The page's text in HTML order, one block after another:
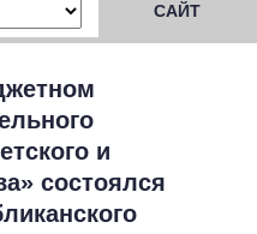
САЙТ
и
состоялся